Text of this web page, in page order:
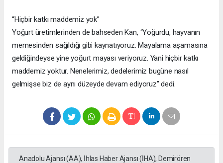
“Hiçbir katkı maddemiz yok”
Yoğurt üretimlerinden de bahseden Kan, “Yoğurdu, hayvanın
memesinden sağıldığı gibi kaynatıyoruz. Mayalama aşamasına
geldiğindeyse yine yoğurt mayası veriyoruz. Yani hiçbir katkı
maddemiz yoktur. Nenelerimiz, dedelerimiz bugüne nasıl
gelmişse biz de aynı düzeyde devam ediyoruz” dedi.
Anadolu Ajansı (AA), İhlas Haber Ajansı (İHA), Demirören